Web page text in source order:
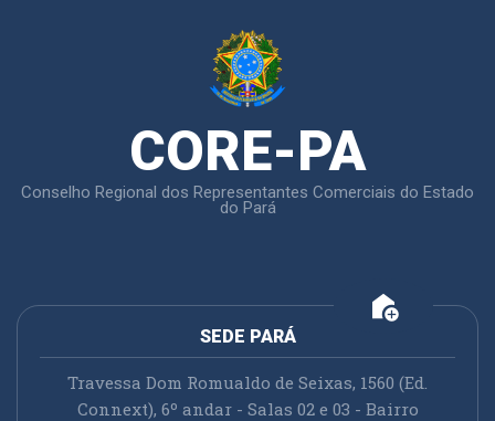
CORE-PA
Conselho Regional dos Representantes Comerciais do Estado
do Pará
add_home
SEDE PARÁ
Travessa Dom Romualdo de Seixas, 1560 (Ed.
Connext), 6º andar - Salas 02 e 03 - Bairro